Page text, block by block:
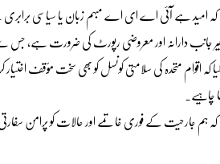
امید ہے آئی اے ای اے مبہم زبان یا سیاسی
دارانہ اور معروضی رپورٹ کی ضرورت ہے، جس
کہ اقوام متحدہ کی سلامتی کونسل کو بھی سخت مؤقف
چاہیے۔
ہم جارحیت کے فوری خاتمے اور حالات کو پرامن